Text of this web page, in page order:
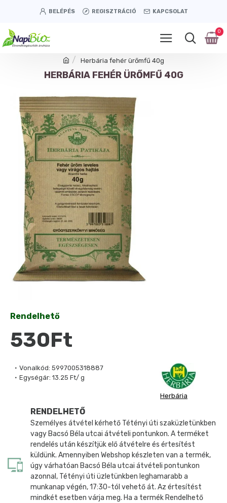
BELÉPÉS REGISZTRÁCIÓ KAPCSOLAT
0
Herbária fehér ürőmfű 40g
HERBÁRIA FEHÉR ÜRŐMFŰ 40G
Vonalkód: 5997005318887
Egységár: 13.25 Ft/ g
Herbária
Rendelhető
530Ft
RENDELHETŐ
Személyes átvétel kérhető Tétényi úti szaküzletünkben
vagy Bacsó Béla utcai átvételi pontunkon. A terméket
rendelés után készítjük elő átvételre és értesítést
küldünk. Amennyiben Webshop készleten van a termék,
úgy várhatóan Bacsó Béla utcai átvételi pontunkon
azonnal, Tétényi úti üzletünkben leghamarabb a
munkanap végén, 17:30-tól vehető át. Az értesítést
mindkét esetben várja meg. Ha a termék Rendelhető